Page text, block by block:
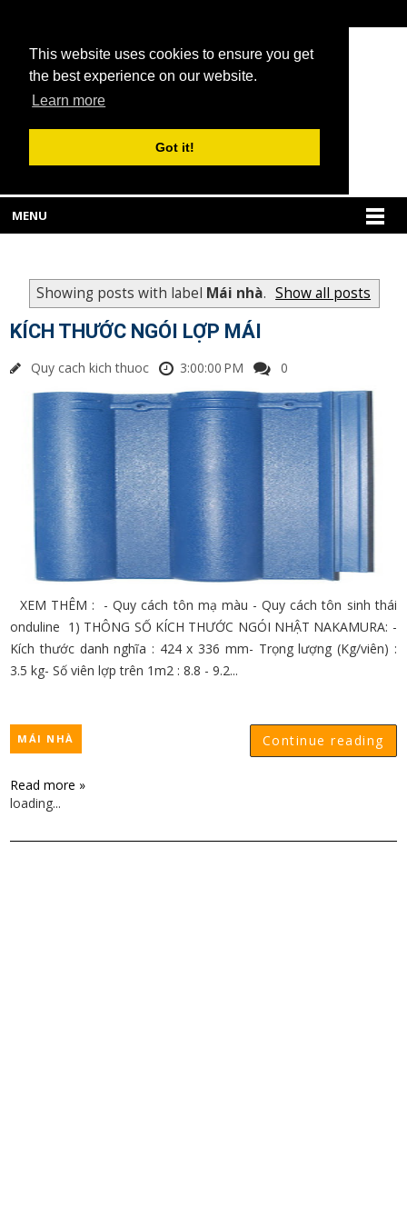
This website uses cookies to ensure you get
the best experience on our website.
Learn more
Got it!
MENU
Showing posts with label Mái nhà. Show all posts
KÍCH THƯỚC NGÓI LỢP MÁI
Quy cach kich thuoc 3:00:00 PM 0
XEM THÊM : - Quy cách tôn mạ màu - Quy cách tôn sinh thái
onduline 1) THÔNG SỐ KÍCH THƯỚC NGÓI NHẬT NAKAMURA: -
Kích thước danh nghĩa : 424 x 336 mm- Trọng lượng (Kg/viên) :
3.5 kg- Số viên lợp trên 1m2 : 8.8 - 9.2...
Continue reading
MÁI NHÀ
Read more »
loading...